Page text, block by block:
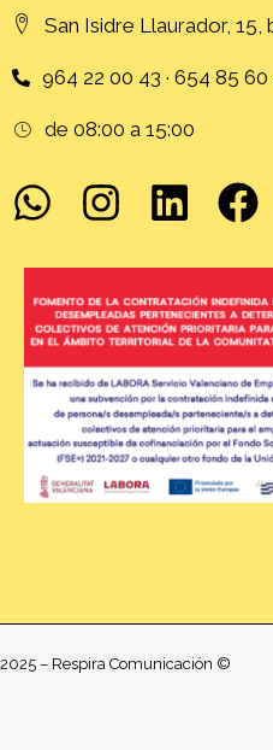
San Isidre Llaurador, 15,
964 22 00 43 · 654 85 60
de 08:00 a 15:00
2025 – Respira Comunicación ©